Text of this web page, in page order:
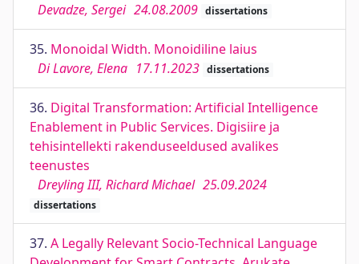
Devadze, Sergei 24.08.2009 dissertations
35. Monoidal Width. Monoidiline laius
Di Lavore, Elena 17.11.2023 dissertations
36. Digital Transformation: Artiﬁcial Intelligence
Enablement in Public Services. Digisiire ja
tehisintellekti rakenduseeldused avalikes
teenustes
Dreyling III, Richard Michael 25.09.2024
dissertations
37. A Legally Relevant Socio-Technical Language